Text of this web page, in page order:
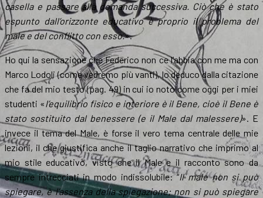
casella e passare alla domanda successiva. Ciò che è stato
espunto dall’orizzonte educativo è proprio il problema del
male e del conflitto con esso.».
Ho qui la sensazione che Federico non ce l’abbia con me ma con
Marco Lodoli (come vedremo più vanti), lo deduco dalla citazione
che fa del mio testo (pag. 49) in cui io noto come oggi per i miei
studenti «l’equilibrio fisico e interiore è il Bene, cioè il Bene è
stato sostituito dal benessere (e il Male dal malessere)». E
invece il tema del Male, è forse il vero tema centrale delle mie
lezioni, il che giustifica anche il taglio narrativo che imprimo al
mio stile educativo, visto che il Male e il racconto sono da
sempre intrecciati in modo indissolubile: “Il male non si può
spiegare, è l’assenza della spiegazione; non si può spiegare